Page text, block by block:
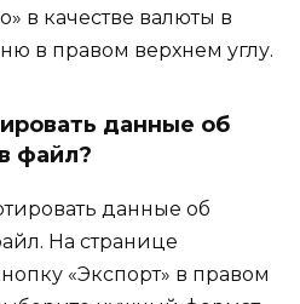
в качестве валюты в
в правом верхнем углу.
данные об
файл?
данные об
На странице
«Экспорт» в правом